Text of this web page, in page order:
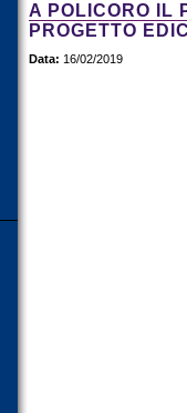
A POLICORO IL
PROGETTO
Data: 16/02/2019